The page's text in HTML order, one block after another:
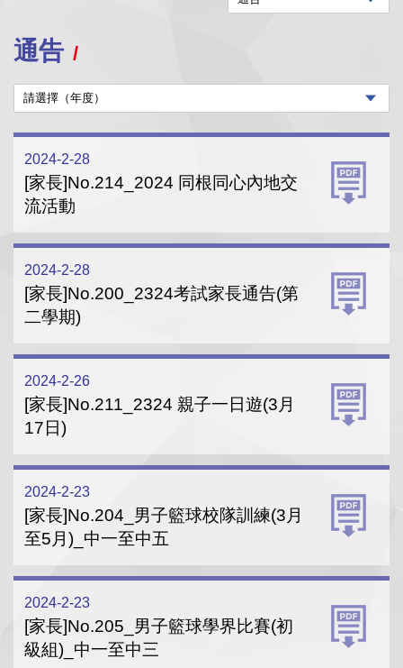
通告
2024-2-28
[家長]No.214_2024 同根同心內地交
流活動
2024-2-28
[家長]No.200_2324考試家長通告(第
二學期)
2024-2-26
[家長]No.211_2324 親子一日遊(3月
17日)
2024-2-23
[家長]No.204_男子籃球校隊訓練(3月
至5月)_中一至中五
2024-2-23
[家長]No.205_男子籃球學界比賽(初
級組)_中一至中三